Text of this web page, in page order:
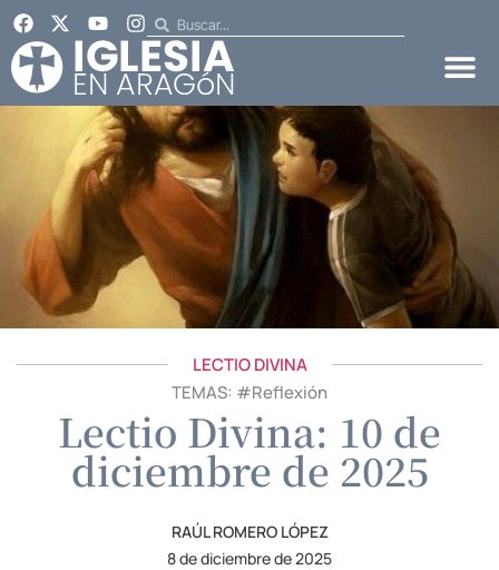
LECTIO DIVINA
TEMAS: #Reflexión
Lectio Divina: 10 de
diciembre de 2025
RAÚL ROMERO LÓPEZ
8 de diciembre de 2025